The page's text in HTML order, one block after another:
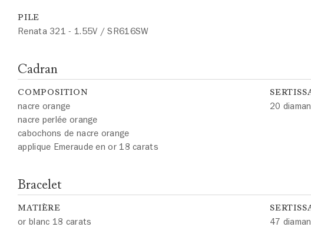
PILE
Renata 321 - 1.55V / SR616SW
Cadran
COMPOSITION
nacre orange
nacre perlée orange
cabochons de nacre orange
applique Emeraude en or 18 carats
20
Bracelet
MATIÈRE
or blanc 18 carats 47